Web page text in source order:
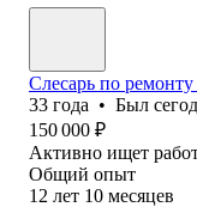
Слесарь по
33 года • Был
150 000 ₽
Активно ищет
Общий опыт
12 лет 10 месяцев